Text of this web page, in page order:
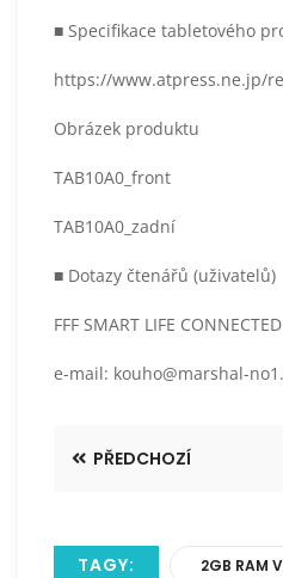
■ Specifikace tabletového
https://www.atpress.ne.jp/
Obrázek produktu
TAB10A0_front
TAB10A0_zadní
■ Dotazy čtenářů (uživatelů)
FFF SMART LIFE
e-mail: kouho@marshal-
PŘEDCHOZÍ
TAGY: 2GB RAM